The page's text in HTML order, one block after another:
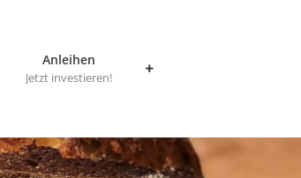
Anleihen
Jetzt investieren!